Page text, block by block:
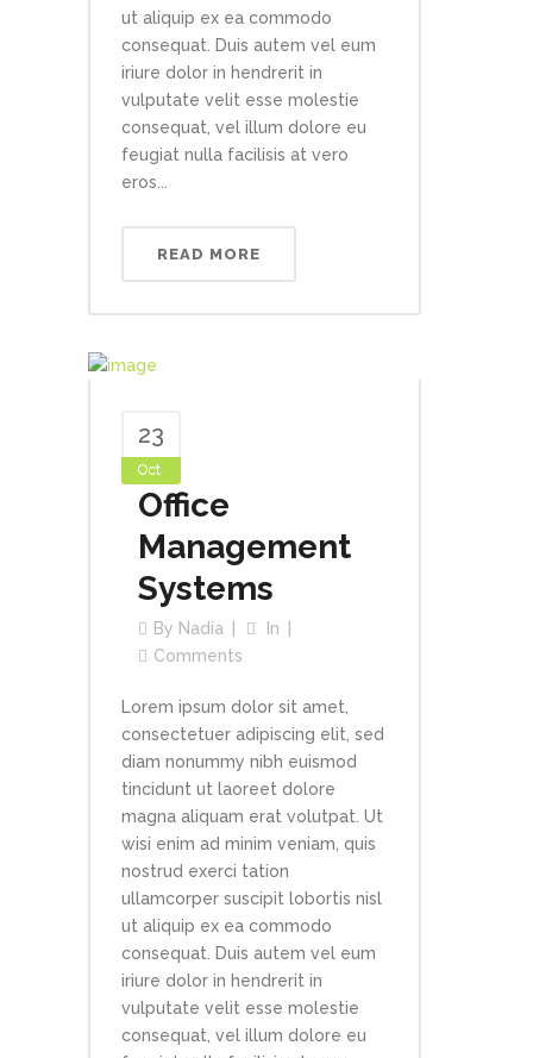
ut aliquip ex ea commodo
consequat. Duis autem vel eum
iriure dolor in hendrerit in
vulputate velit esse molestie
consequat, vel illum dolore eu
feugiat nulla facilisis at vero
eros...
READ MORE
23
Oct
Office
Management
Systems
By Nadia
In
Comments
Lorem ipsum dolor sit amet,
consectetuer adipiscing elit, sed
diam nonummy nibh euismod
tincidunt ut laoreet dolore
magna aliquam erat volutpat. Ut
wisi enim ad minim veniam, quis
nostrud exerci tation
ullamcorper suscipit lobortis nisl
ut aliquip ex ea commodo
consequat. Duis autem vel eum
iriure dolor in hendrerit in
vulputate velit esse molestie
consequat, vel illum dolore eu